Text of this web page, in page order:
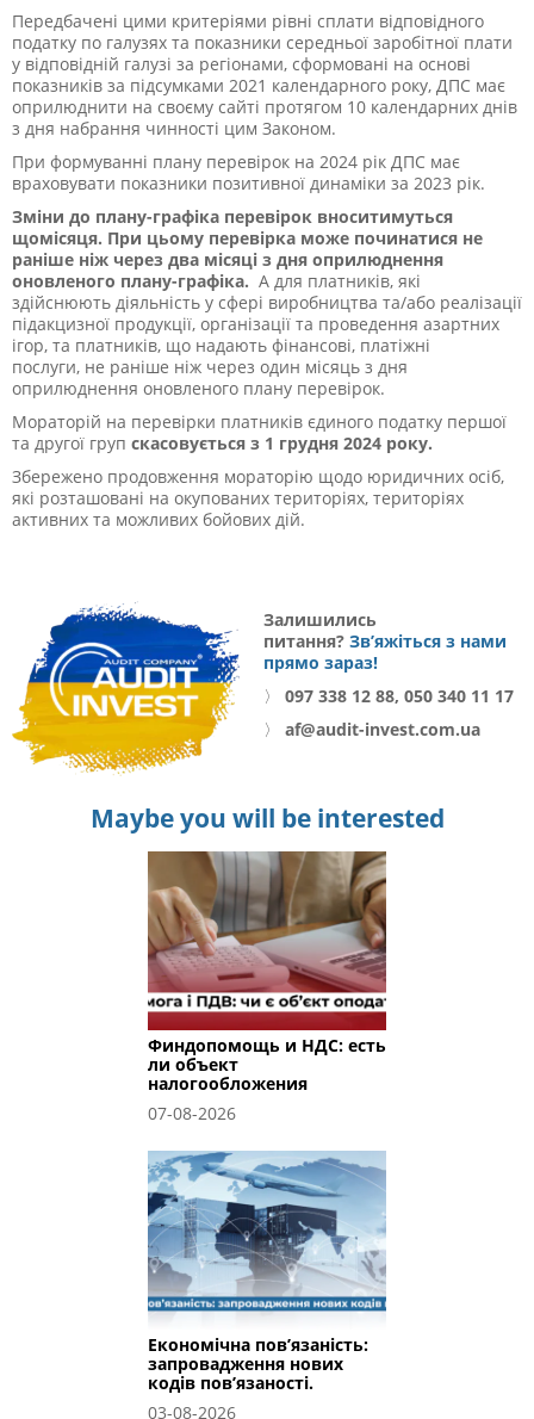
Передбачені цими критеріями рівні сплати відповідного
податку по галузях та показники середньої заробітної плати
у відповідній галузі за регіонами, сформовані на основі
показників за підсумками 2021 календарного року, ДПС має
оприлюднити на своєму сайті протягом 10 календарних днів
з дня набрання чинності цим Законом.
При формуванні плану перевірок на 2024 рік ДПС має
враховувати показники позитивної динаміки за 2023 рік.
Зміни до плану-графіка перевірок вноситимуться
щомісяця. При цьому перевірка може починатися не
раніше ніж через два місяці з дня оприлюднення
оновленого плану-графіка. А для платників, які
здійснюють діяльність у сфері виробництва та/або реалізації
підакцизної продукції, організації та проведення азартних
ігор, та платників, що надають фінансові, платіжні
послуги, не раніше ніж через один місяць з дня
оприлюднення оновленого плану перевірок.
Мораторій на перевірки платників єдиного податку першої
та другої груп скасовується з 1 грудня 2024 року.
Збережено продовження мораторію щодо юридичних осіб,
які розташовані на окупованих територіях, територіях
активних та можливих бойових дій.
Залишились
питання? Зв’яжіться з нами
прямо зараз!
〉
097 338 12 88, 050 340 11 17
〉
af@audit-invest.com.ua
Maybe you will be interested
Финдопомощь и НДС: есть
ли объект
налогообложения
07-08-2026
Економічна пов’язаність:
запровадження нових
кодів пов’язаності.
03-08-2026